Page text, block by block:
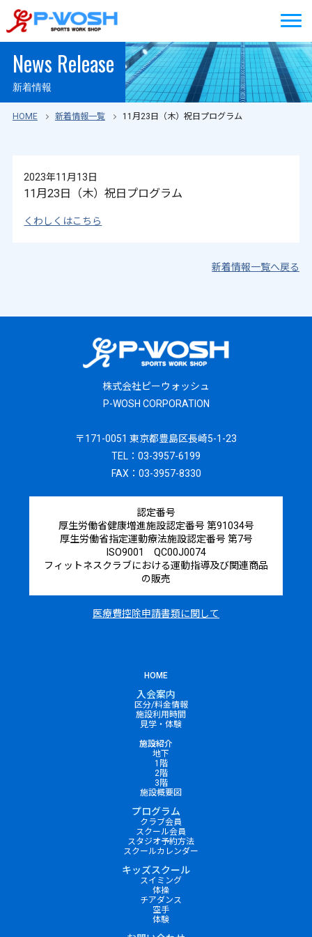
News Release
新着情報
HOME 新着情報一覧 11月23日（木）祝日プログラム
2023年11月13日
11月23日（木）祝日プログラム
くわしくはこちら
新着情報一覧へ戻る
株式会社ピーウォッシュ
P-WOSH CORPORATION
〒171-0051 東京都豊島区長崎5-1-23
TEL：03-3957-6199
FAX：03-3957-8330
認定番号
厚生労働省健康増進施設認定番号 第91034号
厚生労働省指定運動療法施設認定番号 第7号
ISO9001 QC00J0074
フィットネスクラブにおける運動指導及び関連商品
の販売
医療費控除申請書類に関して
HOME
入会案内
区分/料金情報
施設利用時間
見学・体験
施設紹介
地下
1階
2階
3階
施設概要図
プログラム
クラブ会員
スクール会員
スタジオ予約方法
スクールカレンダー
キッズスクール
スイミング
体操
チアダンス
空手
体験